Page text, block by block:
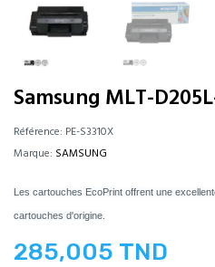
Samsung MLT-
Référence: PE-S3310X
Marque: SAMSUNG
Les cartouches EcoPrint offrent une
cartouches d'origine.
285,005 TND